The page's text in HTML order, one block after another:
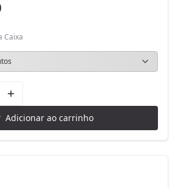
Caixa
Adicionar ao carrinho